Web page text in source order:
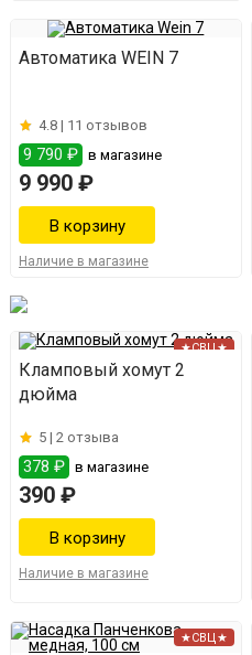
Автоматика WEIN 7
4.8 | 11 отзывов
9 790 ₽ в магазине
9 990 ₽
Наличие в магазине
★СВЦ★
Кламповый хомут 2
дюйма
5 | 2 отзыва
378 ₽ в магазине
390 ₽
Наличие в магазине
★СВЦ★